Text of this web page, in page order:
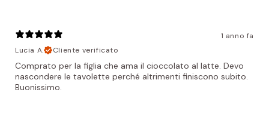
1 anno fa
Lucia A.
Cliente verificato
Comprato per la figlia che ama il cioccolato al latte. Devo
nascondere le tavolette perché altrimenti finiscono subito.
Buonissimo.